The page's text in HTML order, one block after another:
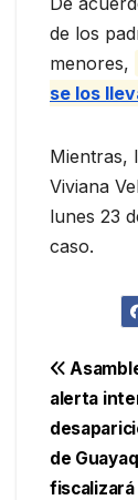
de los
menores,
se los
Mientras,
Viviana
lunes 23
caso.
de
alerta
de
fiscalizará